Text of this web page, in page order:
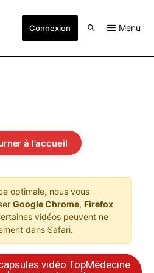
Connexion Menu
à l'accueil
optimale, nous vous
Google Chrome, Firefox
vidéos peuvent ne
dans Safari.
vidéo TopMédecine